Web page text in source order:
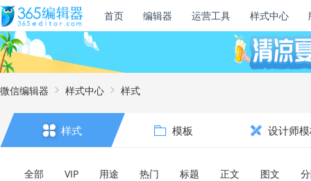
首页 编辑器 运营工具 样式中心
微信编辑器 样式中心 样式
样式 模板 设计师
全部 VIP 用途 热门 标题 正文 图文